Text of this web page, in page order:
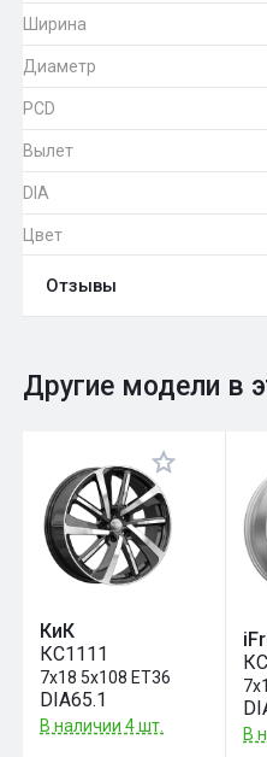
Ширина
Диаметр
PCD
Вылет
DIA
Цвет
Отзывы
Оставить отзыв
Общий
Другие модели в
КиК
КС1111
7x18 5x108 ET36
DIA65.1
В наличии 4 шт. В